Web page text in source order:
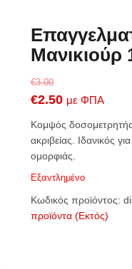
Μανικιούρ
€3.00
Original
price
was:
€3.00.
€2.50Η
τρέχουσα
τιμή
είναι:
€2.50.
με ΦΠΑ
Κομψός
ακριβείας. Ιδανικός
ομορφιάς.
Εξαντλημένο
Κωδικός προϊόντος:
προϊόντα (Εκτός)